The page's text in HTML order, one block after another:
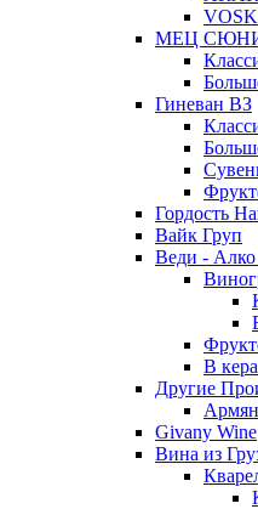
МЕЦ
Гиневан ВЗ
Гордость
Вайк Груп
Веди -
В
Другие
Givany Wine
Вина из